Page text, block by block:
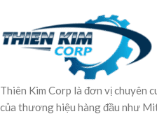
Thiên Kim Corp là đơn vị chuyên
của thương hiệu hàng đầu như